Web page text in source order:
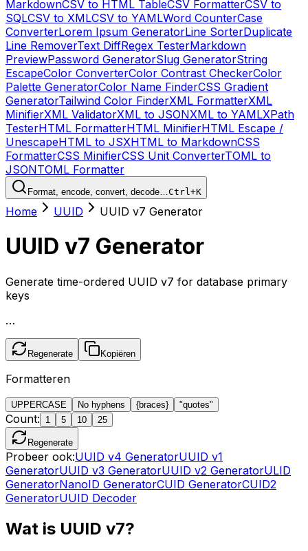
MarkdownCSV to HTML TableCSV FormatterCSV to
SQLCSV to XMLCSV to YAMLWord CounterCase
ConverterLorem Ipsum GeneratorLine SorterDuplicate
Line RemoverText DiffRegex TesterMarkdown
PreviewPassword GeneratorSlug GeneratorString
EscapeColor ConverterColor Contrast CheckerColor
Palette GeneratorColor Name FinderCSS Gradient
GeneratorTailwind Color FinderXML FormatterXML
MinifierXML ValidatorXML to JSONXML to YAMLXPath
TesterHTML FormatterHTML MinifierHTML Escape /
UnescapeHTML to JSXHTML to MarkdownCSS
FormatterCSS MinifierCSS Unit ConverterTOML to
JSONTOML Formatter
Format, encode, convert, decode…Ctrl+K
Home UUID UUID v7 Generator
UUID v7 Generator
Generate time-ordered UUID v7 for database primary
keys
…
Regenerate Kopiëren
Formatteren
UPPERCASE No hyphens {braces} "quotes"
Count: 1 5 10 25
Regenerate
Probeer ook:UUID v4 GeneratorUUID v1
GeneratorUUID v3 GeneratorUUID v2 GeneratorULID
GeneratorNanoID GeneratorCUID GeneratorCUID2
GeneratorUUID Decoder
Wat is UUID v7?